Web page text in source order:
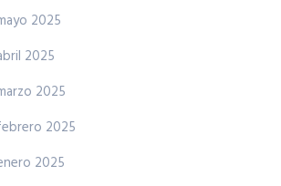
2025
2025
2025
2025
2025